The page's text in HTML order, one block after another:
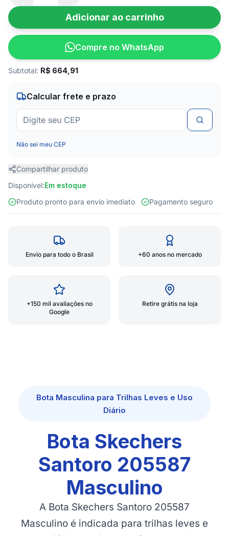
Adicionar ao carrinho
Compre no WhatsApp
Subtotal: R$ 664,91
Calcular frete e prazo
Não sei meu CEP
Compartilhar produto
Disponível:Em estoque
Produto pronto para envio imediato
Pagamento seguro
Envio para todo o Brasil +60 anos no mercado
+150 mil avaliações no
Google
Retire grátis na loja
Bota Masculina para Trilhas Leves e Uso
Diário
Bota Skechers
Santoro 205587
Masculino
A Bota Skechers Santoro 205587
Masculino é indicada para trilhas leves e